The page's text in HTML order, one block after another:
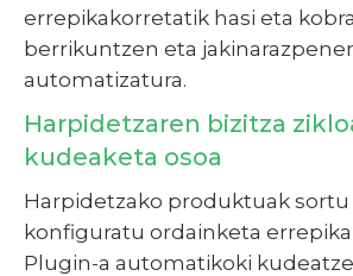
errepikakorretatik hasi eta
berrikuntzen eta
automatizatura.
Harpidetzaren bizitza
kudeaketa osoa
Harpidetzako produktuak sortu
konfiguratu ordainketa
Plugin-a automatikoki